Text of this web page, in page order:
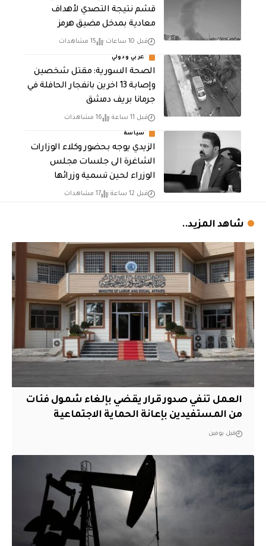
قشم نتيجة التصدي لأهداف
معادية بمدخل مضيق هرمز
قبل 10 ساعات 15 مشاهدات
عربي ودولي
الصحة السورية: مقتل شخصين
وإصابة 13 اخرين بانفجار الحافلة في
جرمانا بريف دمشق
قبل 11 ساعة 16 مشاهدات
سياسة
الزيدي يوجه بحضور وكلاء الوزارات
الشاغرة الى جلسات مجلس
الوزراء لحين تسمية وزرائها
قبل 12 ساعة 17 مشاهدات
شاهد المزيد..
العمل تنفي صدور قرار يقضي بإلغاء شمول فئات
من المستفيدين بإعانة الحماية الاجتماعية
قبل يومين